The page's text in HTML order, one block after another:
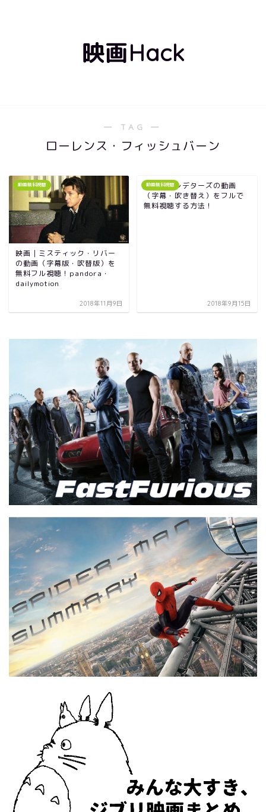
映画Hack
― TAG ―
ローレンス・フィッシュバーン
動画無料視聴
映画｜ミスティック・リバー
の動画（字幕版・吹替版）を
無料フル視聴！pandora・
dailymotion
2018年11月9日
動画無料視聴
映画｜プレデターズの動画
（字幕・吹き替え）をフルで
無料視聴する方法！
2018年9月15日